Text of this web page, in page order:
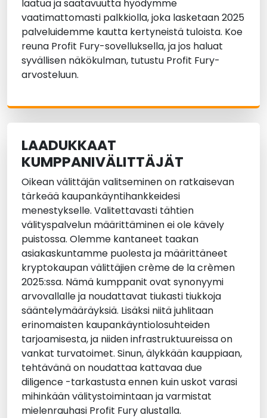
laatua ja saatavuutta hyödymme
vaatimattomasti palkkiolla, joka lasketaan 2025
palveluidemme kautta kertyneistä tuloista. Koe
reuna Profit Fury-sovelluksella, ja jos haluat
syvällisen näkökulman, tutustu Profit Fury-
arvosteluun.
LAADUKKAAT
KUMPPANIVÄLITTÄJÄT
Oikean välittäjän valitseminen on ratkaisevan
tärkeää kaupankäyntihankkeidesi
menestykselle. Valitettavasti tähtien
välityspalvelun määrittäminen ei ole kävely
puistossa. Olemme kantaneet taakan
asiakaskuntamme puolesta ja määrittäneet
kryptokaupan välittäjien crème de la crèmen
2025:ssa. Nämä kumppanit ovat synonyymi
arvovallalle ja noudattavat tiukasti tiukkoja
sääntelymääräyksiä. Lisäksi niitä juhlitaan
erinomaisten kaupankäyntiolosuhteiden
tarjoamisesta, ja niiden infrastruktuureissa on
vankat turvatoimet. Sinun, älykkään kauppiaan,
tehtävänä on noudattaa kattavaa due
diligence -tarkastusta ennen kuin uskot varasi
mihinkään välitystoimintaan ja varmistat
mielenrauhasi Profit Fury alustalla.